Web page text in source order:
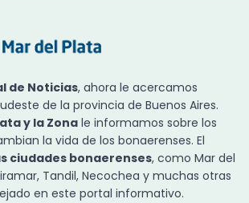
de Noticias, ahora le acercamos
de la provincia de Buenos Aires.
y la Zona le informamos sobre los
la vida de los bonaerenses. El
ciudades bonaerenses, como Mar del
Tandil, Necochea y muchas otras
en este portal informativo.